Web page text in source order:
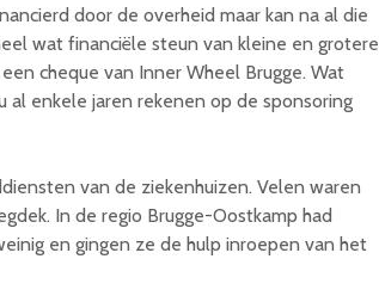
door de overheid maar kan na al die
wat financiële steun van kleine en grotere
cheque van Inner Wheel Brugge. Wat
enkele jaren rekenen op de sponsoring
van de ziekenhuizen. Velen waren
In de regio Brugge-Oostkamp had
en gingen ze de hulp inroepen van het